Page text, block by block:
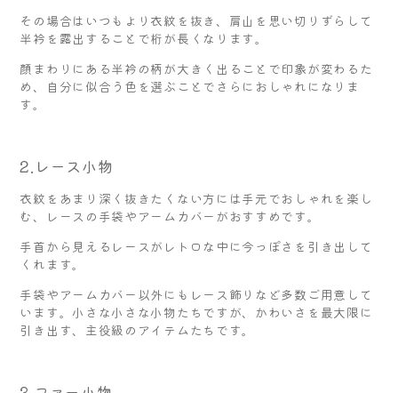
その場合はいつもより衣紋を抜き、肩山を思い切りずらして
半衿を露出することで桁が長くなります。
顔まわりにある半衿の柄が大きく出ることで印象が変わるた
め、自分に似合う色を選ぶことでさらにおしゃれになりま
す。
2.レース小物
衣紋をあまり深く抜きたくない方には手元でおしゃれを楽し
む、レースの手袋やアームカバーがおすすめです。
手首から見えるレースがレトロな中に今っぽさを引き出して
くれます。
手袋やアームカバー以外にもレース飾りなど多数ご用意して
います。小さな小さな小物たちですが、かわいさを最大限に
引き出す、主役級のアイテムたちです。